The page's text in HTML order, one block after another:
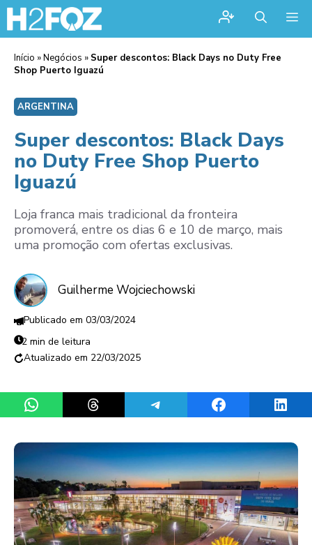
Início »Negócios » Super descontos: Black Days no Duty Free
Shop Puerto Iguazú
ARGENTINA
Super descontos: Black Days
no Duty Free Shop Puerto
Iguazú
Loja franca mais tradicional da fronteira
promoverá, entre os dias 6 e 10 de março, mais
uma promoção com ofertas exclusivas.
Guilherme Wojciechowski
03/03/2024
2 min de leitura
22/03/2025
Share on WhatsAppShare on ThreadsShare on TelegramShare on Facebook